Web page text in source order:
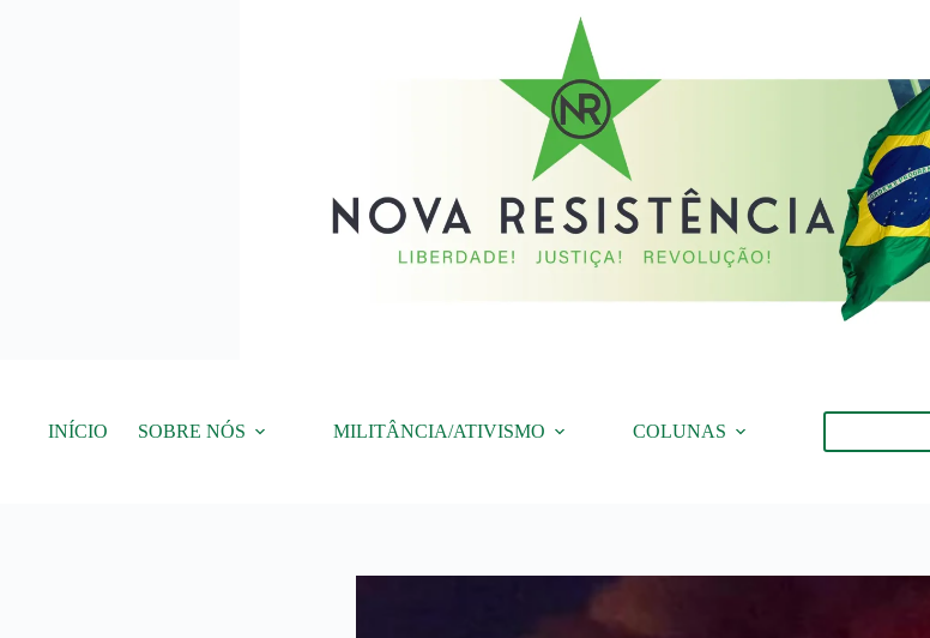
INÍCIO SOBRE NÓS MILITÂNCIA/ATIVISMO COLUNAS